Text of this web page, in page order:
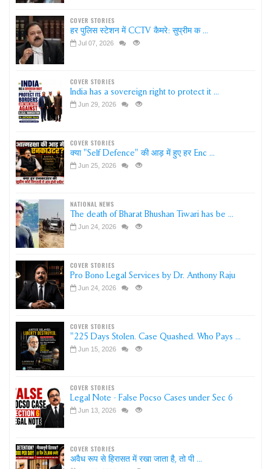
COVER STORIES
हर पुलिस स्टेशन में CCTV कैमरे: सुप्रीम क ...
Jul 07, 2026
COVER STORIES
India has a sovereign right to protect it ...
Jun 29, 2026
COVER STORIES
क्या "Self Defence" की आड़ में हुए हर Enc ...
Jun 25, 2026
NATIONAL NEWS
The death of Bharat Bhushan Tiwari has be ...
Jun 24, 2026
COVER STORIES
Pro Bono Legal Services by Dr. Anthony Raju
Jun 24, 2026
COVER STORIES
"225 Days Stolen. Case Quashed. Who Pays ...
Jun 15, 2026
COVER STORIES
Legal Note - False Pocso Cases under Sec 6
Jun 13, 2026
COVER STORIES
अवैध रूप से हिरासत में रखा जाता है, तो पी ...